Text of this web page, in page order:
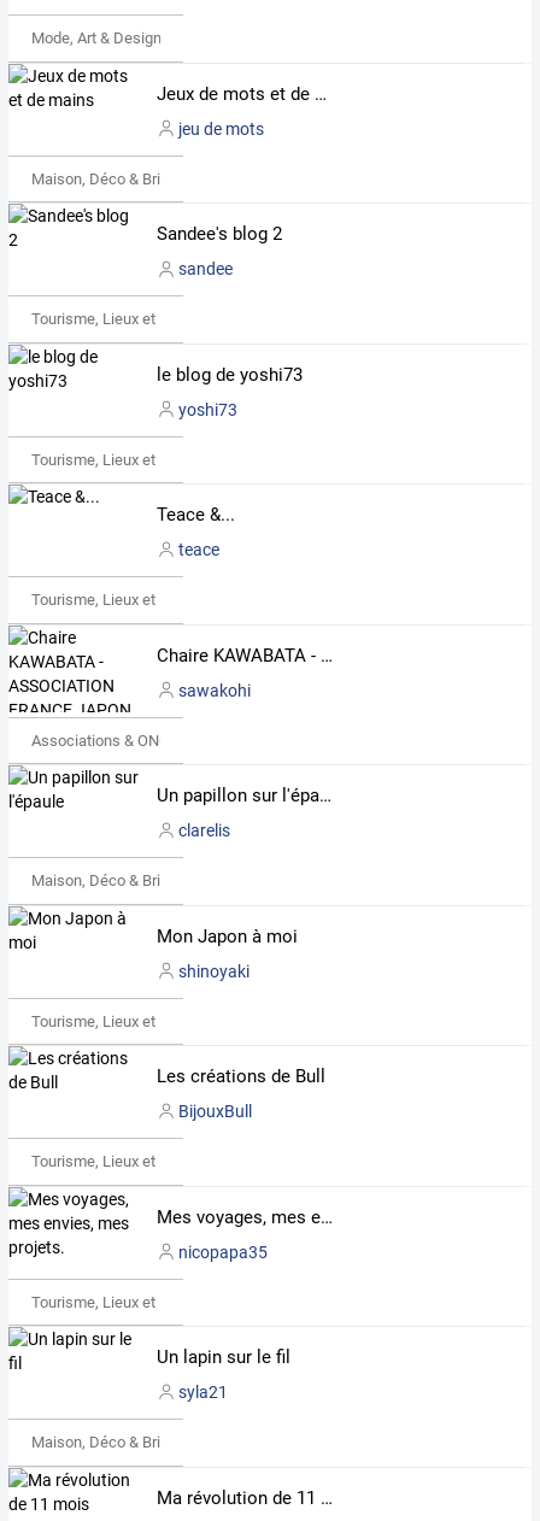
Mode, Art & Design
Jeux de mots et de mains
jeu de mots
Maison, Déco & Bricolage
Sandee's blog 2
sandee
Tourisme, Lieux et Événements
le blog de yoshi73
yoshi73
Tourisme, Lieux et Événements
Teace &...
teace
Tourisme, Lieux et Événements
Chaire KAWABATA - ASSOCIATION FRANCE JAPON
sawakohi
Associations & ONG
Un papillon sur l'épaule
clarelis
Maison, Déco & Bricolage
Mon Japon à moi
shinoyaki
Tourisme, Lieux et Événements
Les créations de Bull
BijouxBull
Tourisme, Lieux et Événements
Mes voyages, mes envies, mes projets.
nicopapa35
Tourisme, Lieux et Événements
Un lapin sur le fil
syla21
Maison, Déco & Bricolage
Ma révolution de 11 mois autour du monde